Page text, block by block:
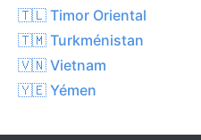
🇹🇱 Timor Oriental
🇹🇲 Turkménistan
🇻🇳 Vietnam
🇾🇪 Yémen